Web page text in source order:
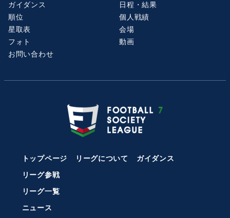
ガイダンス
日程・結果
順位
個人戦績
星取表
会場
フォト
動画
お問い合わせ
トップページ リーグについて
ガイダンス
リーグ参戦
リーグ一覧
ニュース